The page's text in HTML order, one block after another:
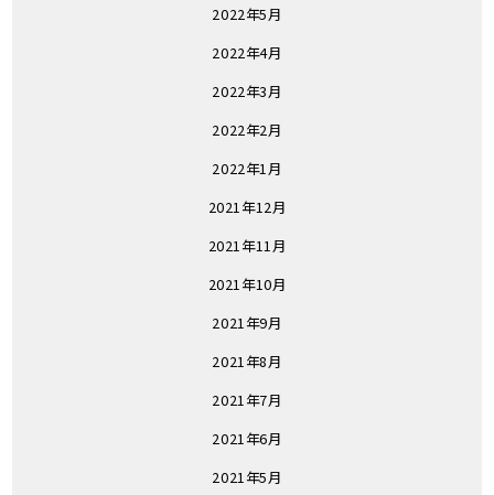
2022年5月
2022年4月
2022年3月
2022年2月
2022年1月
2021年12月
2021年11月
2021年10月
2021年9月
2021年8月
2021年7月
2021年6月
2021年5月